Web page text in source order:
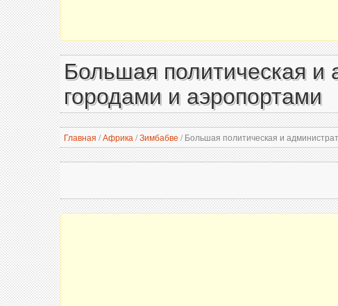
Большая политическая и
городами и аэропортами
Главная /Африка /Зимбабве /Большая политическая и